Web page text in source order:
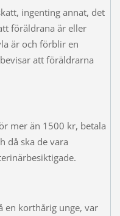
ingenting annat, det
föräldrana är eller
är och förblir en
att föräldrarna
mer än 1500 kr, betala
då ska de vara
en korthårig unge, var